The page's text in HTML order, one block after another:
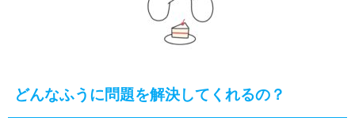
どんなふうに問題を解決してくれるの？